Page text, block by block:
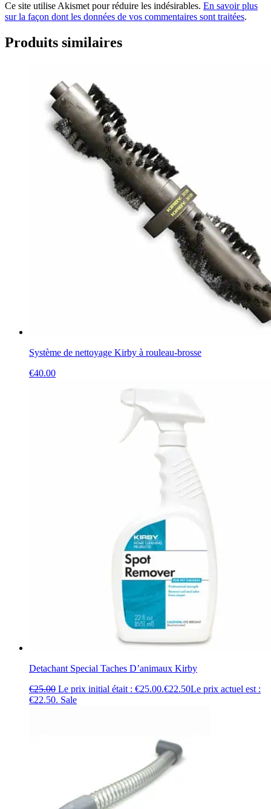
Ce site utilise Akismet pour réduire les indésirables. En savoir plus
sur la façon dont les données de vos commentaires sont traitées.
Produits similaires
Système de nettoyage Kirby à rouleau-brosse
€40.00
Detachant Special Taches D’animaux Kirby
€25.00 Le prix initial était : €25.00.€22.50Le prix actuel est :
€22.50. Sale